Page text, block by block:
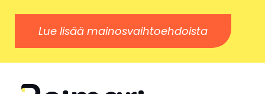
Lue lisää mainosvaihtoehdoista